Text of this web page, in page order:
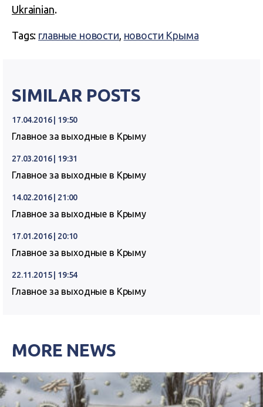
Ukrainian.
Tags: главные новости, новости Крыма
SIMILAR POSTS
17.04.2016 | 19:50
Главное за выходные в Крыму
27.03.2016 | 19:31
Главное за выходные в Крыму
14.02.2016 | 21:00
Главное за выходные в Крыму
17.01.2016 | 20:10
Главное за выходные в Крыму
22.11.2015 | 19:54
Главное за выходные в Крыму
MORE NEWS